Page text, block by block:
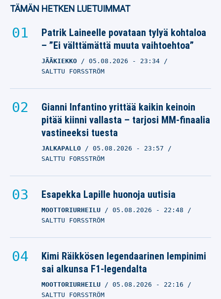
TÄMÄN HETKEN LUETUIMMAT
Patrik Laineelle povataan tylyä kohtaloa
– ”Ei välttämättä muuta vaihtoehtoa”
JÄÄKIEKKO 05.08.2026 - 23:34
SALTTU FORSSTRÖM
Gianni Infantino yrittää kaikin keinoin
pitää kiinni vallasta – tarjosi MM-finaalia
vastineeksi tuesta
JALKAPALLO 05.08.2026 - 23:57
SALTTU FORSSTRÖM
Esapekka Lapille huonoja uutisia
MOOTTORIURHEILU 05.08.2026 - 22:48
SALTTU FORSSTRÖM
Kimi Räikkösen legendaarinen lempinimi
sai alkunsa F1-legendalta
MOOTTORIURHEILU 05.08.2026 - 22:16
SALTTU FORSSTRÖM